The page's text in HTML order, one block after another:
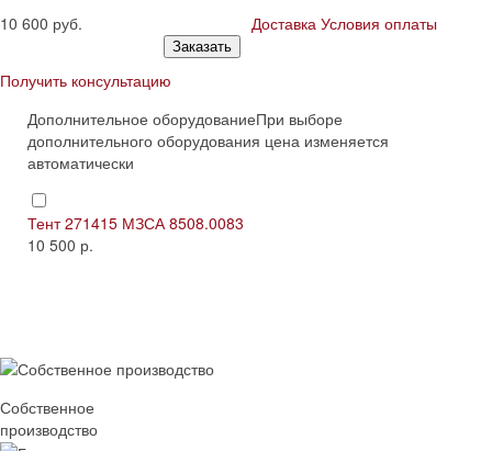
10 600 руб. Доставка Условия оплаты
Заказать
Получить консультацию
Дополнительное оборудованиеПри выборе
дополнительного оборудования цена изменяется
автоматически
Тент 271415 МЗСА 8508.0083
10 500 р.
Собственное
производство